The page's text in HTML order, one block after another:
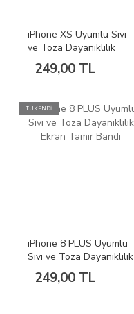
iPhone XS Uyumlu Sıvı
ve Toza Dayanıklılık
Ekran Tamir Bandı
249,00 TL
TÜKENDİ
iPhone 8 PLUS Uyumlu
Sıvı ve Toza Dayanıklılık
Ekran Tamir Bandı
249,00 TL